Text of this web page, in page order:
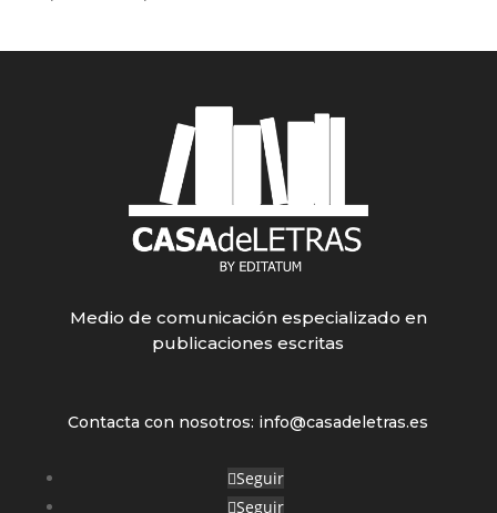
Medio de comunicación especializado en
publicaciones escritas
Contacta con nosotros: info@casadeletras.es
Seguir
Seguir